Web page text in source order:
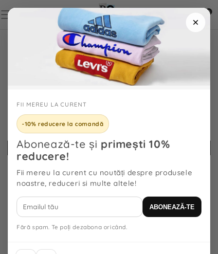
FII MEREU LA CURENT
-10% reducere la comandă
Abonează-te și primești 10%
reducere!
Fii mereu la curent cu noutăți despre produsele
noastre, reduceri si multe altele!
ABONEAZĂ-TE
Fără spam. Te poți dezabona oricând.
CONȚINUT
0
articole